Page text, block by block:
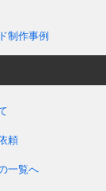
制作事例
頼
一覧へ